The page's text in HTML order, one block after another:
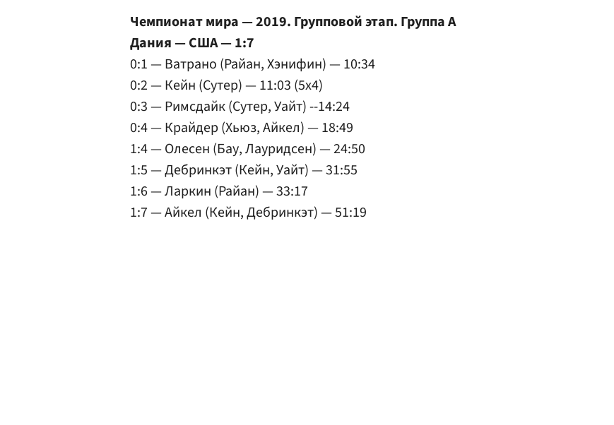
Чемпионат мира — 2019. Групповой этап. Группа А
Дания — США — 1:7
0:1 — Ватрано (Райан, Хэнифин) — 10:34
0:2 — Кейн (Сутер) — 11:03 (5x4)
0:3 — Римсдайк (Сутер, Уайт) --14:24
0:4 — Крайдер (Хьюз, Айкел) — 18:49
1:4 — Олесен (Бау, Лауридсен) — 24:50
1:5 — Дебринкэт (Кейн, Уайт) — 31:55
1:6 — Ларкин (Райан) — 33:17
1:7 — Айкел (Кейн, Дебринкэт) — 51:19